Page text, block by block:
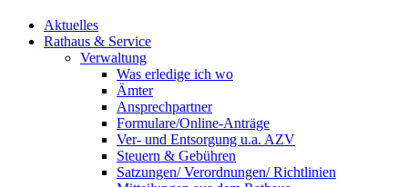
Aktuelles
Rathaus & Service
Verwaltung
Was erledige ich wo
Ämter
Ansprechpartner
Formulare/Online-Anträge
Ver- und Entsorgung u.a. AZV
Steuern & Gebühren
Satzungen/ Verordnungen/ Richtlinien